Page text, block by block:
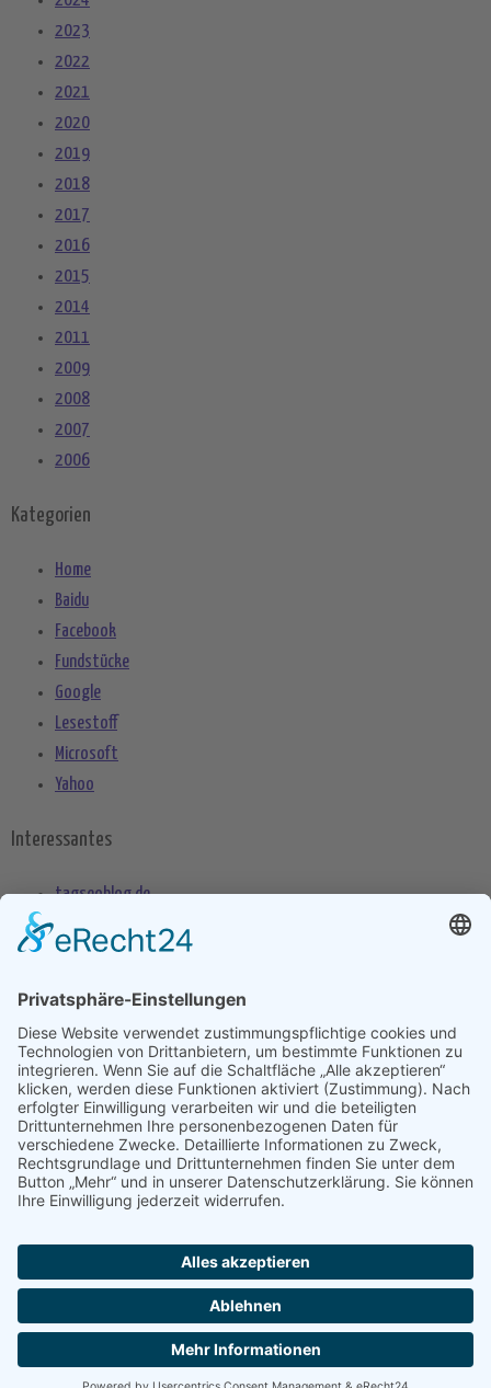
2023
2022
2021
2020
2019
2018
2017
2016
2015
2014
2011
2009
2008
2007
2006
Kategorien
Home
Baidu
Facebook
Fundstücke
Google
Lesestoff
Microsoft
Yahoo
Interessantes
tagseoblog.de
SEO Blog
seo-trainee.de
seokratie.de
Tags
Android Android Phone Anwendung App Apple Betriebssystem Datenschutz
Entwicklung Google Handy Internet Plattform
Copyright 2004 - 2026 byseekXL- Die Meta Suchmaschine -